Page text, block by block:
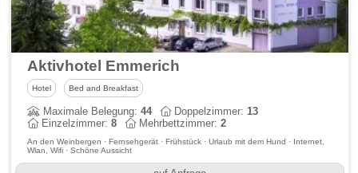
Aktivhotel Emmerich
Hotel Bed and Breakfast
Maximale Belegung:44 Doppelzimmer:13
Einzelzimmer:8 Mehrbettzimmer:2
An den Weinbergen · Fernsehgerät · Frühstück · Urlaub mit dem Hund · Internet,
Wlan, Wifi · Schöne Aussicht